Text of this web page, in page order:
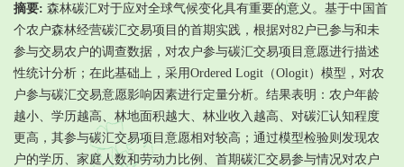
摘要: 森林碳汇对于应对全球气候变化具有重要的意义。基于中国首
个农户森林经营碳汇交易项目的首期实践，根据对82户已参与和未
参与交易农户的调查数据，对农户参与碳汇交易项目意愿进行描述
性统计分析；在此基础上，采用Ordered Logit（Ologit）模型，对农
户参与碳汇交易意愿影响因素进行定量分析。结果表明：农户年龄
越小、学历越高、林地面积越大、林业收入越高、对碳汇认知程度
更高，其参与碳汇交易项目意愿相对较高；通过模型检验则发现农
户的学历、家庭人数和劳动力比例、首期碳汇交易参与情况对农户